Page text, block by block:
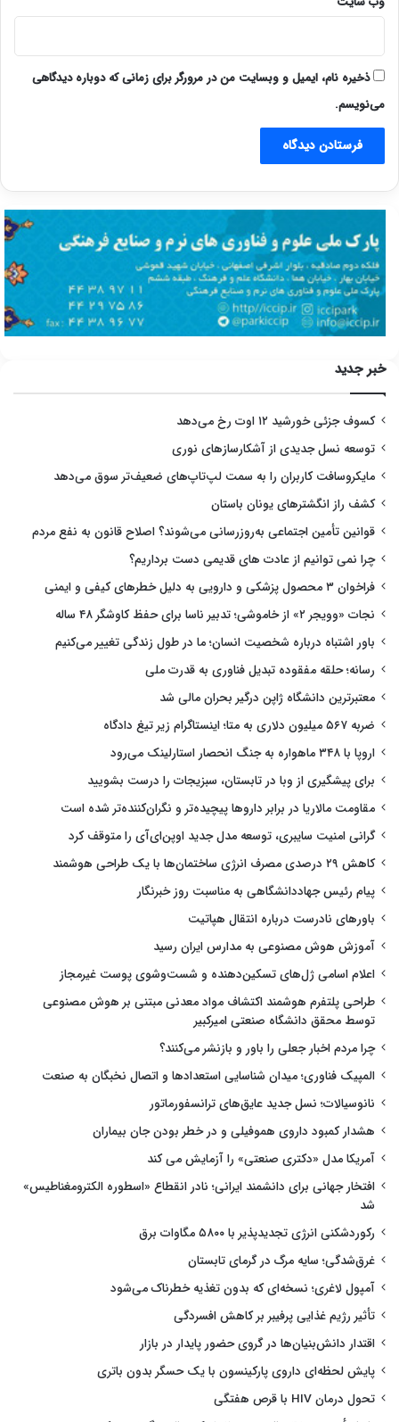
ذخیره نام، ایمیل و وبسایت من در مرورگر برای زمانی که دوباره دیدگاهی
می‌نویسم.
خبر جدید
کسوف جزئی خورشید ۱۲ اوت رخ می‌دهد
توسعه نسل جدیدی از آشکارسازهای نوری
مایکروسافت کاربران را به سمت لپ‌تاپ‌های ضعیف‌تر سوق می‌دهد
کشف راز انگشترهای یونان باستان
قوانین تأمین اجتماعی به‌روزرسانی می‌شوند؟ اصلاح قانون به نفع مردم
چرا نمی توانیم از عادت های قدیمی دست برداریم؟
فراخوان ۳ محصول پزشکی و دارویی به دلیل خطرهای کیفی و ایمنی
نجات «وویجر ۲» از خاموشی؛ تدبیر ناسا برای حفظ کاوشگر ۴۸ ساله
باور اشتباه درباره شخصیت انسان؛ ما در طول زندگی تغییر می‌کنیم
رسانه؛ حلقه مفقوده تبدیل فناوری به قدرت ملی
معتبرترین دانشگاه ژاپن درگیر بحران مالی شد
ضربه ۵۶۷ میلیون دلاری به متا؛ اینستاگرام زیر تیغ دادگاه
اروپا با ۳۴۸ ماهواره به جنگ انحصار استارلینک می‌رود
برای پیشگیری از وبا در تابستان، سبزیجات را درست بشویید
مقاومت مالاریا در برابر داروها پیچیده‌تر و نگران‌کننده‌تر شده است
گرانی امنیت سایبری، توسعه مدل جدید اوپن‌ای‌آی را متوقف کرد
کاهش ۲۹ درصدی مصرف انرژی ساختمان‌ها با یک طراحی هوشمند
پیام رئیس جهاددانشگاهی به مناسبت روز خبرنگار
باورهای نادرست درباره انتقال هپاتیت
آموزش هوش مصنوعی به مدارس ایران رسید
اعلام اسامی ژل‌های تسکین‌دهنده و شست‌وشوی پوست غیرمجاز
طراحی پلتفرم هوشمند اکتشاف مواد معدنی مبتنی بر هوش مصنوعی
توسط محقق دانشگاه صنعتی امیرکبیر
چرا مردم اخبار جعلی را باور و بازنشر می‌کنند؟
المپیک فناوری؛ میدان شناسایی استعدادها و اتصال نخبگان به صنعت
نانوسیالات؛ نسل جدید عایق‌های ترانسفورماتور
هشدار کمبود داروی هموفیلی و در خطر بودن جان بیماران
آمریکا مدل «دکتری صنعتی» را آزمایش می کند
افتخار جهانی برای دانشمند ایرانی؛ نادر انقطاع «اسطوره الکترومغناطیس»
شد
رکوردشکنی انرژی تجدیدپذیر با ۵۸۰۰ مگاوات برق
غرق‌شدگی؛ سایه مرگ در گرمای تابستان
آمپول لاغری؛ نسخه‌ای که بدون تغذیه خطرناک می‌شود
تأثیر رژیم غذایی پرفیبر بر کاهش افسردگی
اقتدار دانش‌بنیان‌ها در گروی حضور پایدار در بازار
پایش لحظه‌ای داروی پارکینسون با یک حسگر بدون باتری
تحول درمان HIV با قرص هفتگی